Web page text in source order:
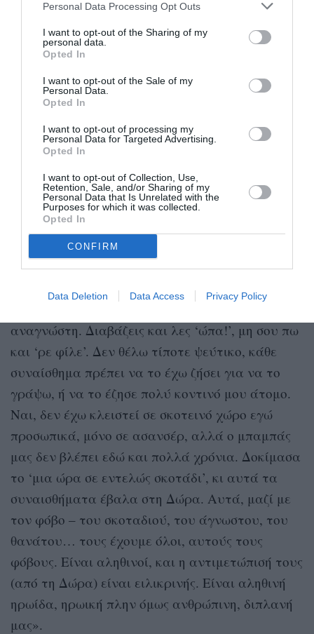
Personal Data Processing Opt Outs
I want to opt-out of the Sharing of my
personal data.
Opted In
I want to opt-out of the Sale of my
Personal Data.
Opted In
I want to opt-out of processing my
Personal Data for Targeted Advertising.
Opted In
I want to opt-out of Collection, Use,
Retention, Sale, and/or Sharing of my
Personal Data that Is Unrelated with the
Purposes for which it was collected.
Opted In
CONFIRM
Data Deletion Data Access Privacy Policy
ρατσισμό και σνομπισμό… δεν φαίνεται με την
πρώτη ματιά, γι αυτό έβαλα το γκρουπ της
Δώρας αυτή τη φορά να είναι Αμερικάνοι.
Επειδή ήθελα να γράψω για κάτι που με ενοχλεί
βαθιά, και να το φορέσω σε πραγματικούς
ανθρώπους».
Γράφεις σε μία σημείωση στο τέλος του
βιβλίου ότι «δεν είναι η ακρίβεια αυτό που
μετράει στις ιστορίες, είναι η ροή, η
ομορφιά και η ειλικρίνειά τους». Τι είναι
αυτό που σε κάνει να διακρίνεις την
ειλικρίνεια μιας ιστορίας;
αναγνώστη. Διαβάζεις και λες ‘ώπα!’, μη σου πω
και ‘ρε φίλε’. Δεν θέλω τίποτε ψεύτικο, κάθε
συναίσθημα πρέπει να το έχω ζήσει για να το
γράψω, ή να το έζησε πολύ κοντινό μου άτομο.
Ναι, δεν έχω κλειστεί σε σκοτεινό χώρο εγώ
προσωπικά, μόνο σε ασανσέρ, αλλά ο μπαμπάς
μας δεν βλέπει εδώ και πολλά χρόνια. Δοκίμασα
το ‘μια ώρα σε εντελώς σκοτάδι’, κι αυτά τα
συναισθήματα έβαλα στη Δώρα. Αυτά, μαζί με
τον φόβο – του σκοταδιού, του άγνωστου, του
θανάτου… τους έχουμε όλοι, αυτούς τους
φόβους. Είναι αληθινοί, και η αντιμετώπισή τους
(από τη Δώρα) είναι ειλικρινής. Είναι αληθινή
ηρωίδα, ηρωική πλην όμως ανθρώπινη, διπλανή
μας».